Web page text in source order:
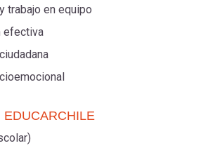
trabajo en equipo
efectiva
EDUCARCHILE